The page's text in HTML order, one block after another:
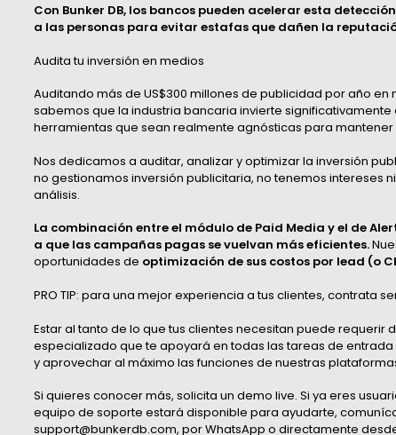
Con Bunker DB, los bancos pueden acelerar esta
a las personas para evitar estafas que dañen la
Audita tu inversión en medios
Auditando más de US$300 millones de publicidad por año en
sabemos que la industria bancaria invierte
herramientas que sean realmente agnósticas para
Nos dedicamos a auditar, analizar y optimizar la inversión
no gestionamos inversión publicitaria, no tenemos intereses
análisis.
La combinación entre el módulo de Paid Media y el de
a que las campañas pagas se vuelvan más eficientes.
oportunidades de optimización de sus costos por lead (o
PRO TIP: para una mejor experiencia a tus clientes, contrata
Estar al tanto de lo que tus clientes necesitan puede requerir
especializado que te apoyará en todas las tareas de
y aprovechar al máximo las funciones de nuestras
Si quieres conocer más, solicita un demo live. Si ya eres
equipo de soporte estará disponible para ayudarte,
support@bunkerdb.com, por WhatsApp o directamente